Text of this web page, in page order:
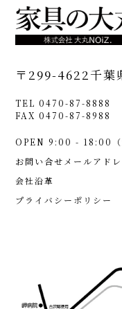
〒299-4622千葉
TEL 0470-87-8888
FAX 0470-87-8988
OPEN 9:00 - 18:00（
お問い合せメールア
会社沿革
プライバシーポリシー